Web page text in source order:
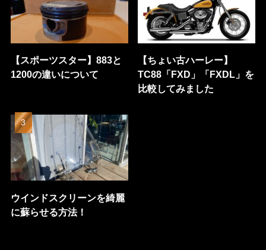
【スポーツスター】883と
1200の違いについて
【ちょい古ハーレー】
TC88「FXD」「FXDL」を
比較してみました
ウインドスクリーンを綺麗
に蘇らせる方法！